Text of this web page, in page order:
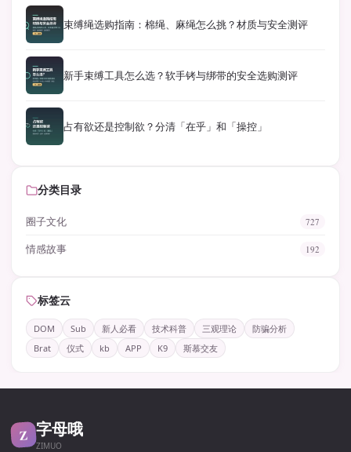
束缚绳选购指南：棉绳、麻绳怎么挑？材质与安全测评
新手束缚工具怎么选？软手铐与绑带的安全选购测评
占有欲还是控制欲？分清「在乎」和「操控」
分类目录
圈子文化 727
情感故事 192
标签云
DOM Sub 新人必看 技术科普 三观理论
防骗分析
Brat
仪式 kb APP K9 斯慕交友
Z 字母哦
ZIMUO